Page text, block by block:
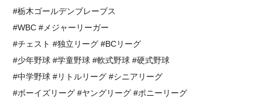
#栃木ゴールデンブレーブス
#WBC #メジャーリーガー
#チェスト #独立リーグ #BCリーグ
#少年野球 #学童野球 #軟式野球 #硬式野球
#中学野球 #リトルリーグ #シニアリーグ
#ボーイズリーグ #ヤングリーグ #ポニーリーグ